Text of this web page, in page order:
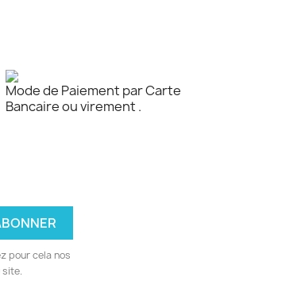
Mode de Paiement par Carte
Bancaire ou virement .
pour cela nos